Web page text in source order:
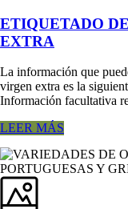
ETIQUETADO
EXTRA
La información que
virgen extra es la
Información facultativa
LEER MÁS